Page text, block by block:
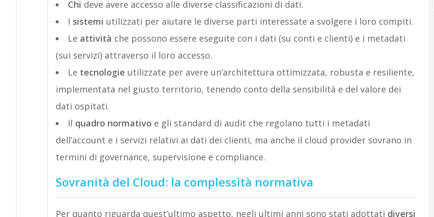
Chi deve avere accesso alle diverse classificazioni di dati.
I sistemi utilizzati per aiutare le diverse parti interessate a svolgere i loro compiti.
Le attività che possono essere eseguite con i dati (su conti e clienti) e i metadati
(sui servizi) attraverso il loro accesso.
Le tecnologie utilizzate per avere un’architettura ottimizzata, robusta e resiliente,
implementata nel giusto territorio, tenendo conto della sensibilità e del valore dei
dati ospitati.
Il quadro normativo e gli standard di audit che regolano tutti i metadati
dell’account e i servizi relativi ai dati dei clienti, ma anche il cloud provider sovrano in
termini di governance, supervisione e compliance.
Sovranità del Cloud: la complessità normativa
Per quanto riguarda quest’ultimo aspetto, negli ultimi anni sono stati adottati diversi